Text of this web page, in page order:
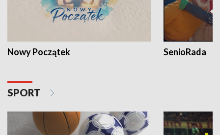
Nowy Początek SenioRada
SPORT